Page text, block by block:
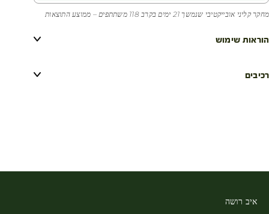
מחקר קליני אובייקטיבי שנמשך 21 ימים בקרב 118 משתתפים – ממוצע התוצאות
הוראות שימוש
רכיבים
איב רושה